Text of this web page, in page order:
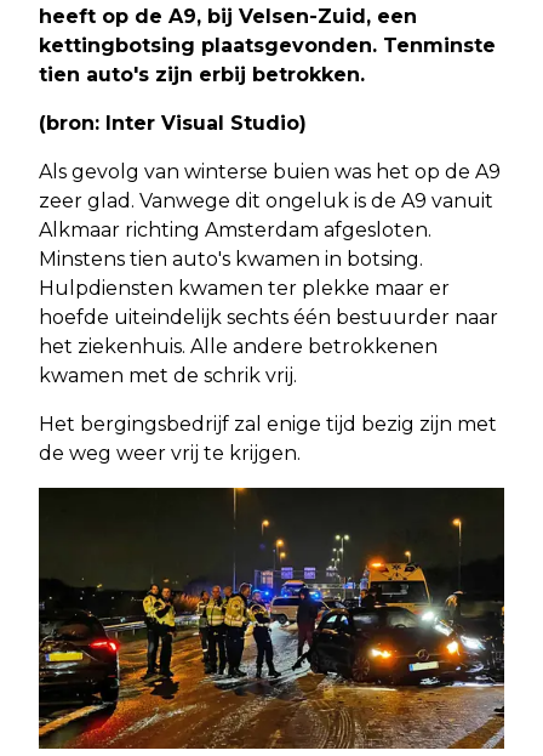
heeft op de A9, bij Velsen-Zuid, een
kettingbotsing plaatsgevonden. Tenminste
tien auto's zijn erbij betrokken.
(bron: Inter Visual Studio)
Als gevolg van winterse buien was het op de A9
zeer glad. Vanwege dit ongeluk is de A9 vanuit
Alkmaar richting Amsterdam afgesloten.
Minstens tien auto's kwamen in botsing.
Hulpdiensten kwamen ter plekke maar er
hoefde uiteindelijk sechts één bestuurder naar
het ziekenhuis. Alle andere betrokkenen
kwamen met de schrik vrij.
Het bergingsbedrijf zal enige tijd bezig zijn met
de weg weer vrij te krijgen.